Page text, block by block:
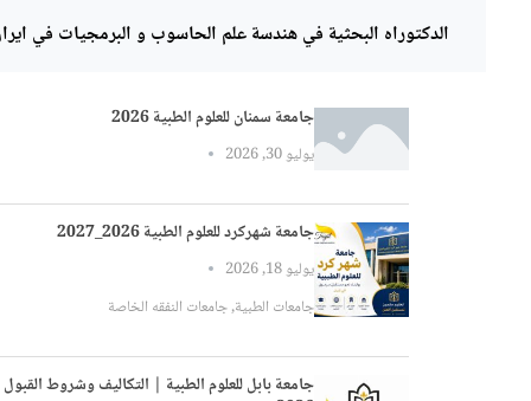
البحثية في هندسة علم الحاسوب و البرمجيات في ايران
جامعة سمنان للعلوم الطبية 2026
يوليو 30, 2026
جامعة شهركرد للعلوم الطبية 2026_2027
يوليو 18, 2026
جامعات الطبية,جامعات النفقه الخاصة
جامعة بابل للعلوم الطبية | التكاليف وشروط القبول